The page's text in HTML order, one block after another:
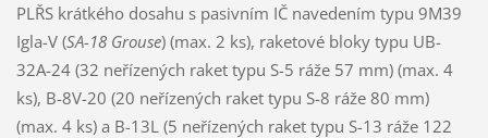
PLŘS krátkého dosahu s pasivním IČ navedením typu 9M39
Igla-V (SA-18 Grouse) (max. 2 ks), raketové bloky typu UB-
32A-24 (32 neřízených raket typu S-5 ráže 57 mm) (max. 4
ks), B-8V-20 (20 neřízených raket typu S-8 ráže 80 mm)
(max. 4 ks) a B-13L (5 neřízených raket typu S-13 ráže 122